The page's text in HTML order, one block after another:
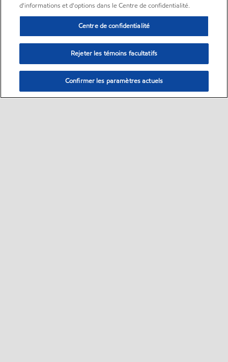
d'informations et d'options dans le Centre de confidentialité.
Centre de confidentialité
Rejeter les témoins facultatifs
Confirmer les paramètres actuels